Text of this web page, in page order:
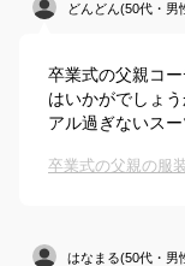
どんどん(50代・男
卒業式の父親コ
はいかがでしょ
アル過ぎないス
はなまる(50代・男